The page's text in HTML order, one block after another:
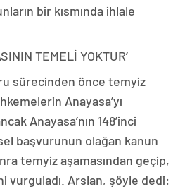
bir kısmında ihlale
TEMELİ YOKTUR’
sürecinden önce temyiz
Anayasa’yı
Anayasa’nın 148’inci
başvurunun olağan kanun
temyiz aşamasından geçip,
vurguladı. Arslan, şöyle dedi: